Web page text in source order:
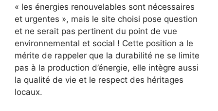
« les énergies renouvelables sont nécessaires
et urgentes », mais le site choisi pose question
et ne serait pas pertinent du point de vue
environnemental et social ! Cette position a le
mérite de rappeler que la durabilité ne se limite
pas à la production d’énergie, elle intègre aussi
la qualité de vie et le respect des héritages
locaux.